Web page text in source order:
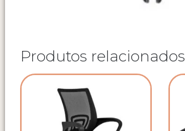
Produtos relacionados